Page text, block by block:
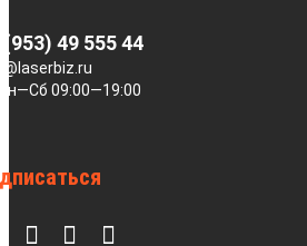
49 555 44
09:00—19:00